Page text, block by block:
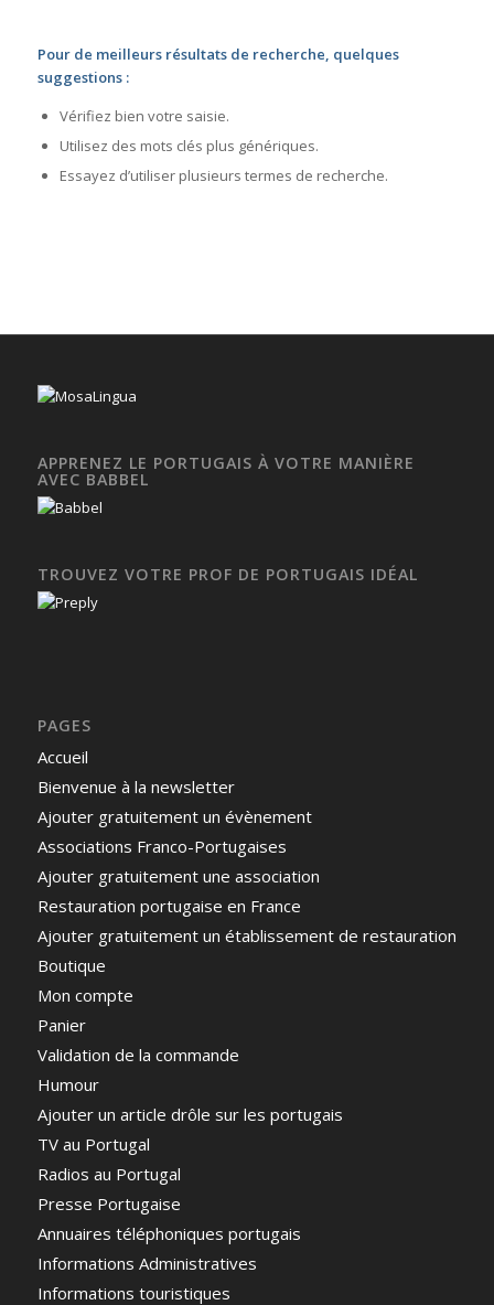
Pour de meilleurs résultats de recherche, quelques
suggestions :
Vérifiez bien votre saisie.
Utilisez des mots clés plus génériques.
Essayez d’utiliser plusieurs termes de recherche.
APPRENEZ LE PORTUGAIS À VOTRE MANIÈRE
AVEC BABBEL
TROUVEZ VOTRE PROF DE PORTUGAIS IDÉAL
PAGES
Accueil
Bienvenue à la newsletter
Ajouter gratuitement un évènement
Associations Franco-Portugaises
Ajouter gratuitement une association
Restauration portugaise en France
Ajouter gratuitement un établissement de restauration
Boutique
Mon compte
Panier
Validation de la commande
Humour
Ajouter un article drôle sur les portugais
TV au Portugal
Radios au Portugal
Presse Portugaise
Annuaires téléphoniques portugais
Informations Administratives
Informations touristiques